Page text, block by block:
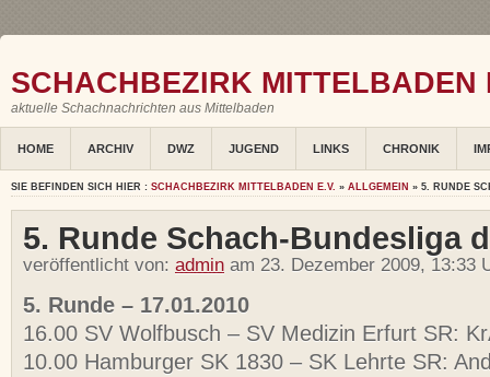
SCHACHBEZIRK MITTELBADEN
aktuelle Schachnachrichten aus Mittelbaden
HOME ARCHIV DWZ JUGEND LINKS CHRONIK
SIE BEFINDEN SICH HIER : SCHACHBEZIRK MITTELBADEN E.V. » ALLGEMEIN » 5. RUNDE
5. Runde Schach-Bundesliga
veröffentlicht von: admin am 23. Dezember 2009, 13:33
5. Runde – 17.01.2010
16.00 SV Wolfbusch – SV Medizin Erfurt SR:
10.00 Hamburger SK 1830 – SK Lehrte SR: